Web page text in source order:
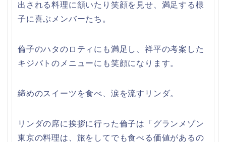
出される料理に頷いたり笑顔を見せ、満足する様
子に喜ぶメンバーたち。
倫子のハタのロティにも満足し、祥平の考案した
キジバトのメニューにも笑顔になります。
締めのスイーツを食べ、涙を流すリンダ。
リンダの席に挨拶に行った倫子は「グランメゾン
東京の料理は、旅をしてでも食べる価値があるの